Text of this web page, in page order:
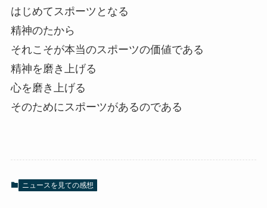
はじめてスポーツとなる
精神のたから
それこそが本当のスポーツの価値である
精神を磨き上げる
心を磨き上げる
そのためにスポーツがあるのである
ニュースを見ての感想